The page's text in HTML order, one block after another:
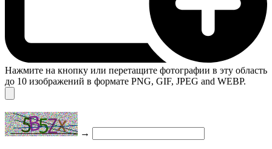
Нажмите на кнопку или перетащите фотографии в эту область
до 10 изображений в формате PNG, GIF, JPEG and WEBP.
→